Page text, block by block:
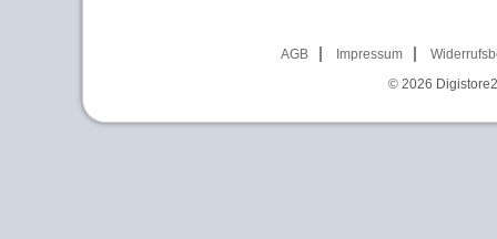
AGB Impressum
© 2026